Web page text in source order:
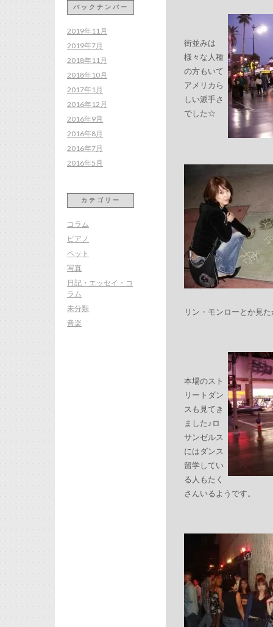
街並みは
様々な人種
の方もいて
アメリカら
しい派手さ
でした☆
リン・モンローとか見
本場のスト
リートダン
スも見てき
ました♪ロ
サンゼルス
にはダンス
留学してい
る人もたく
さんいるようです。
バックナンバー
2019年11月
2019年7月
2018年11月
2018年10月
2017年1月
2016年12月
2016年9月
2016年8月
2016年7月
2016年5月
カテゴリー
コラム
ピアノ
ペット
写真
日記・エッセイ・コ
ラム
未分類
音楽